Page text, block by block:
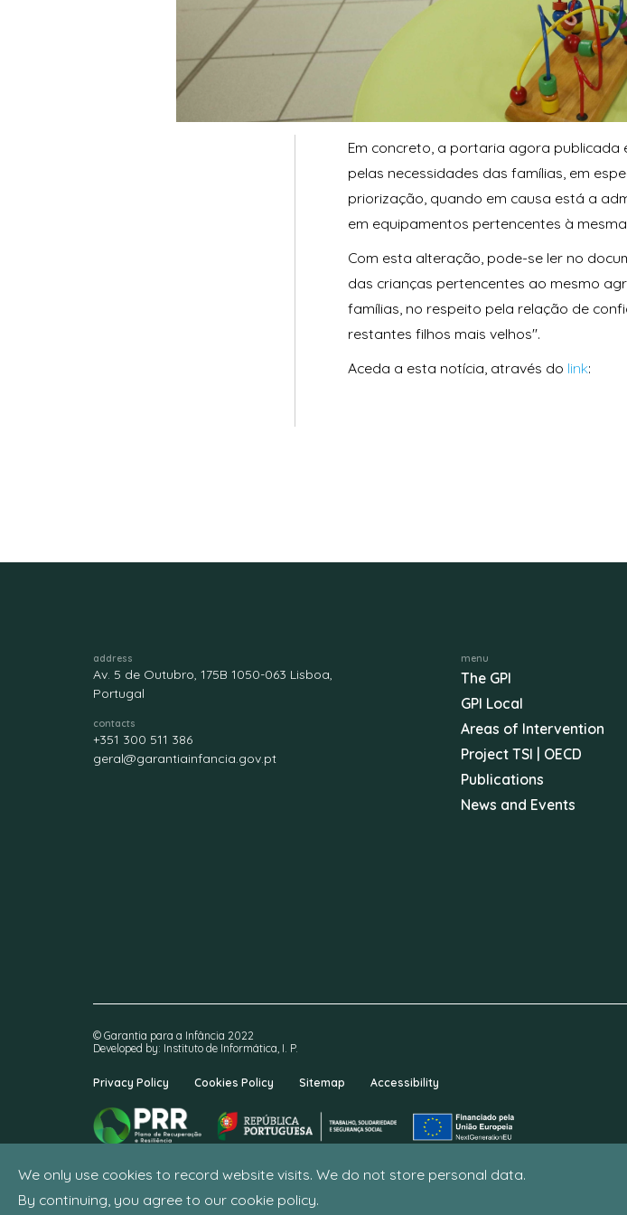
We only use cookies to record website visits. We do not store personal data.
By continuing, you agree to our cookie policy.
Em concreto, a portaria agora
pelas necessidades das famílias, em
priorização, quando em causa está a
em equipamentos pertencentes à
Com esta alteração, pode-se ler no
das crianças pertencentes ao mesmo
famílias, no respeito pela relação de
restantes filhos mais velhos".
Aceda a esta notícia, através do link:
address
Av. 5 de Outubro, 175B 1050-063 Lisboa,
Portugal
contacts
+351 300 511 386
geral@garantiainfancia.gov.pt
menu
The GPI
GPI Local
Areas of Intervention
Project TSI | OECD
Publications
News and Events
© Garantia para a Infância 2022
Developed by: Instituto de Informática, I. P.
Privacy Policy Cookies Policy Sitemap Accessibility